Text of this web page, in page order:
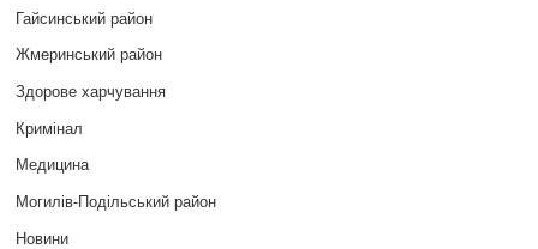
Гайсинський район
Жмеринський район
Здорове харчування
Кримінал
Медицина
Могилів-Подільський район
Новини